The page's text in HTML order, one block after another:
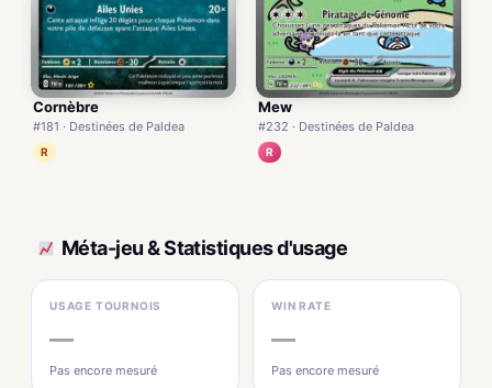
Cornèbre
#181 · Destinées de Paldea
R
Mew
#232 · Destinées de Paldea
R
Méta-jeu & Statistiques d'usage
USAGE TOURNOIS
—
Pas encore mesuré
WIN RATE
—
Pas encore mesuré